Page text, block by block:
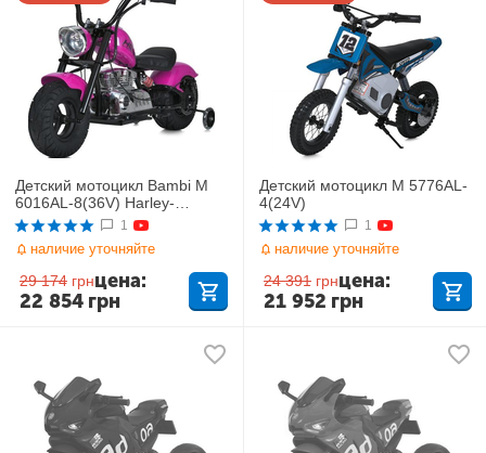
Детский мотоцикл Bambi M
6016AL-8(36V) Harley-
Davidson
1
наличие уточняйте
29 174 грн
22 854 грн
цена:
Детский мотоцикл M 5776AL-
4(24V)
1
наличие уточняйте
24 391 грн
21 952 грн
цена: